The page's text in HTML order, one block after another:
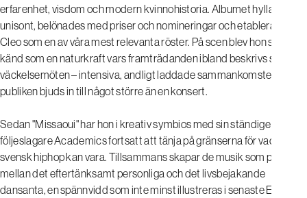
erfarenhet, visdom och modern kvinnohistoria. Albumet hyllades
unisont, belönades med priser och nomineringar och etablerade
Cleo som en av våra mest relevanta röster. På scen blev hon snabbt
känd som en naturkraft vars framträdanden ibland beskrivs som
väckelsemöten – intensiva, andligt laddade sammankomster där
publiken bjuds in till något större än en konsert.
Sedan "Missaoui" har hon i kreativ symbios med sin ständige
följeslagare Academics fortsatt att tänja på gränserna för vad
svensk hiphop kan vara. Tillsammans skapar de musik som pendlar
mellan det eftertänksamt personliga och det livsbejakande
dansanta, en spännvidd som inte minst illustreras i senaste EP:n